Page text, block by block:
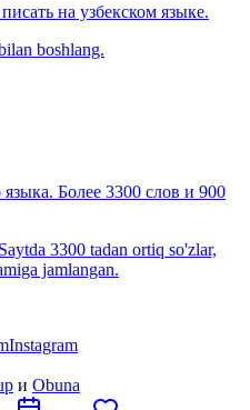
на узбекском языке.
boshlang.
Более 3300 слов и 900
3300 tadan ortiq so'zlar,
jamlangan.
Instagram
и Obuna